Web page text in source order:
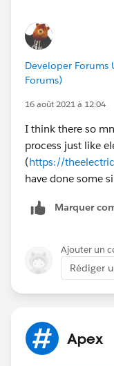
Regards,
Suraj Tripathi
Developer Forums
Forums)
16 août 2021 à 12:04
I think there so
process just like
(https://
have done some
Marquer
Ajouter un
Rédiger
Apex